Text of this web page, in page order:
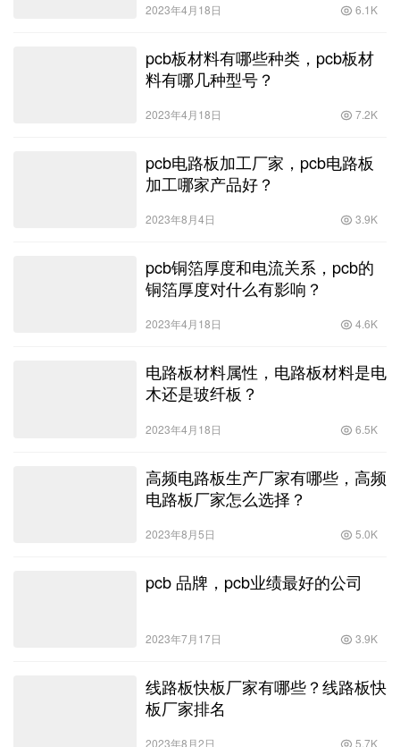
2023年4月18日 6.1K
pcb板材料有哪些种类，pcb板材
料有哪几种型号？
2023年4月18日 7.2K
pcb电路板加工厂家，pcb电路板
加工哪家产品好？
2023年8月4日 3.9K
pcb铜箔厚度和电流关系，pcb的
铜箔厚度对什么有影响？
2023年4月18日 4.6K
电路板材料属性，电路板材料是电
木还是玻纤板？
2023年4月18日 6.5K
高频电路板生产厂家有哪些，高频
电路板厂家怎么选择？
2023年8月5日 5.0K
pcb 品牌，pcb业绩最好的公司
2023年7月17日 3.9K
线路板快板厂家有哪些？线路板快
板厂家排名
2023年8月2日 5.7K